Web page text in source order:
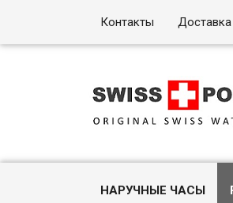
Контакты
НАРУЧНЫЕ ЧАСЫ